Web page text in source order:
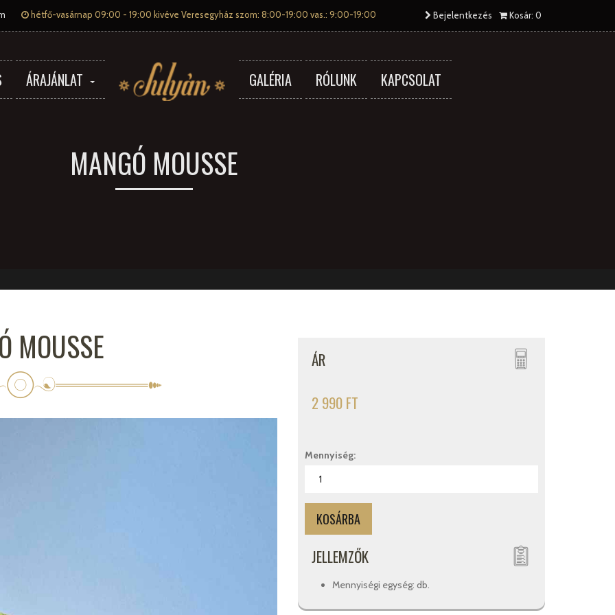
hétfő-vasárnap 09:00 - 19:00 kivéve Veresegyház szom: 8:00-19:00 vas.: 9:00-19:00 Bejelentkezés Kosár: 0
ÁRAJÁNLAT GALÉRIA RÓLUNK KAPCSOLAT
MANGÓ MOUSSE
MOUSSE ÁR
2 990 FT
Mennyiség:
JELLEMZŐK
Mennyiségi egység: db.